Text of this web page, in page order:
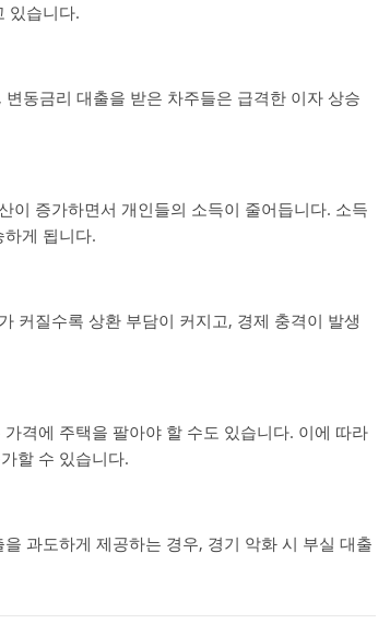
있습니다.
동금리 대출을 받은 차주들은 급격한 이자 상승
이 증가하면서 개인들의 소득이 줄어듭니다. 소득
게 됩니다.
커질수록 상환 부담이 커지고, 경제 충격이 발생
격에 주택을 팔아야 할 수도 있습니다. 이에 따라
할 수 있습니다.
과도하게 제공하는 경우, 경기 악화 시 부실 대출